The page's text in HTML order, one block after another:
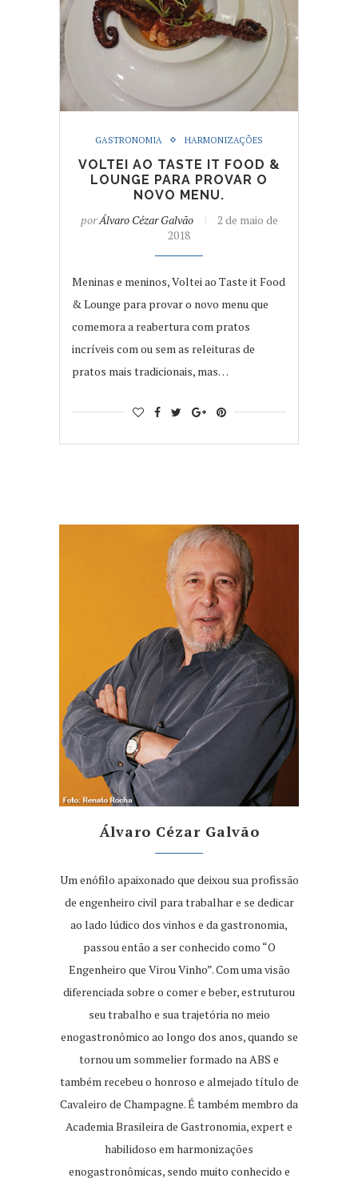
GASTRONOMIA HARMONIZAÇÕES
VOLTEI AO TASTE IT FOOD &
LOUNGE PARA PROVAR O
NOVO MENU.
porÁlvaro Cézar Galvão
2 de maio de
2018
Meninas e meninos, Voltei ao Taste it Food
& Lounge para provar o novo menu que
comemora a reabertura com pratos
incríveis com ou sem as releituras de
pratos mais tradicionais, mas…
Álvaro Cézar Galvão
Um enófilo apaixonado que deixou sua profissão
de engenheiro civil para trabalhar e se dedicar
ao lado lúdico dos vinhos e da gastronomia,
passou então a ser conhecido como “O
Engenheiro que Virou Vinho”. Com uma visão
diferenciada sobre o comer e beber, estruturou
seu trabalho e sua trajetória no meio
enogastronômico ao longo dos anos, quando se
tornou um sommelier formado na ABS e
também recebeu o honroso e almejado título de
Cavaleiro de Champagne. É também membro da
Academia Brasileira de Gastronomia, expert e
habilidoso em harmonizações
enogastronômicas, sendo muito conhecido e